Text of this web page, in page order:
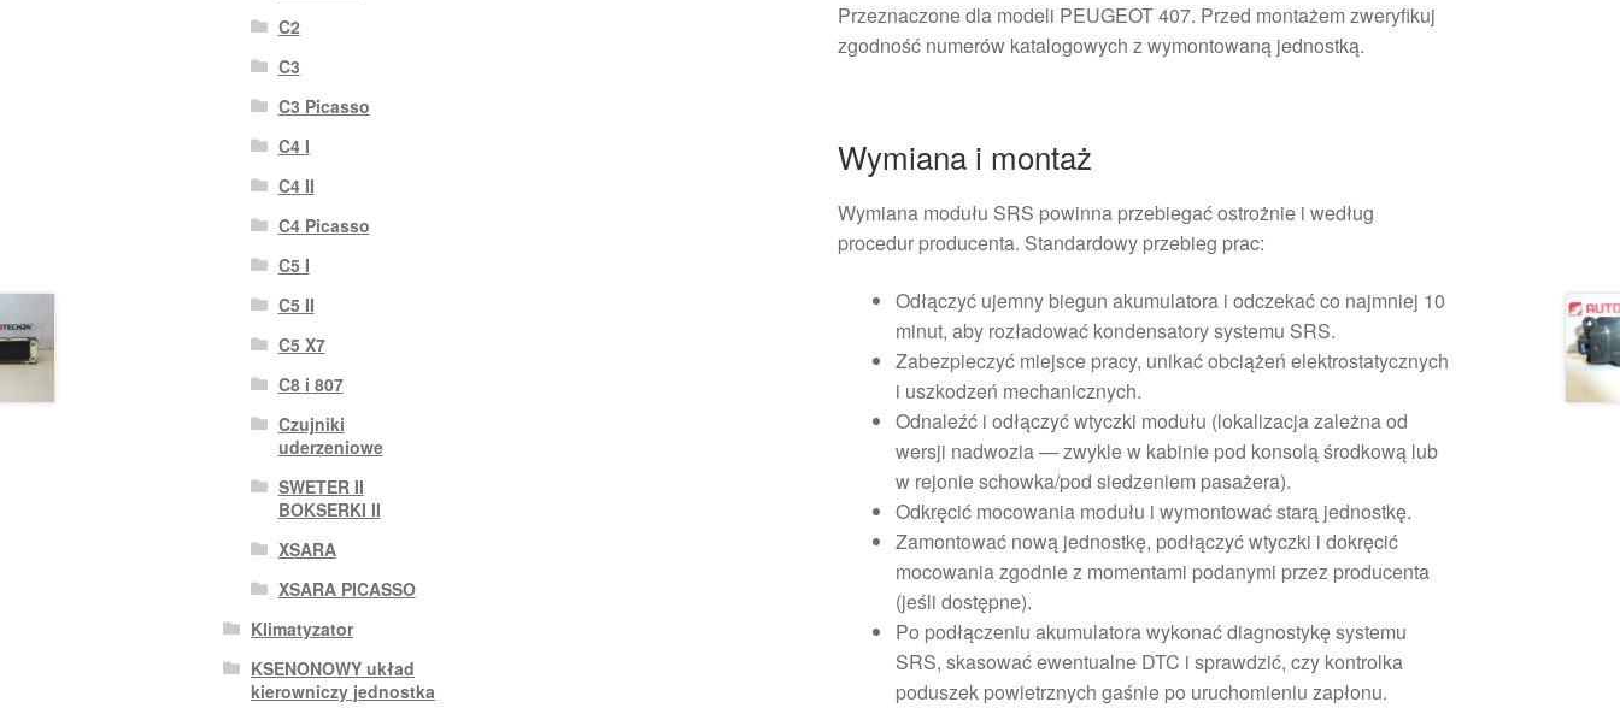
Przeznaczone dla modeli PEUGEOT 407. Przed montażem zweryfikuj
zgodność numerów katalogowych z wymontowaną jednostką.
Wymiana i montaż
Wymiana modułu SRS powinna przebiegać ostrożnie i według
procedur producenta. Standardowy przebieg prac:
Odłączyć ujemny biegun akumulatora i odczekać co najmniej 10
minut, aby rozładować kondensatory systemu SRS.
Zabezpieczyć miejsce pracy, unikać obciążeń elektrostatycznych
i uszkodzeń mechanicznych.
Odnaleźć i odłączyć wtyczki modułu (lokalizacja zależna od
wersji nadwozia — zwykle w kabinie pod konsolą środkową lub
w rejonie schowka/pod siedzeniem pasażera).
Odkręcić mocowania modułu i wymontować starą jednostkę.
Zamontować nową jednostkę, podłączyć wtyczki i dokręcić
mocowania zgodnie z momentami podanymi przez producenta
(jeśli dostępne).
Po podłączeniu akumulatora wykonać diagnostykę systemu
SRS, skasować ewentualne DTC i sprawdzić, czy kontrolka
poduszek powietrznych gaśnie po uruchomieniu zapłonu.
C2
C3
C3 Picasso
C4 I
C4 II
C4 Picasso
C5 I
C5 II
C5 X7
C8 i 807
Czujniki
uderzeniowe
SWETER II
BOKSERKI II
XSARA
XSARA PICASSO
Klimatyzator
KSENONOWY układ
kierowniczy jednostka